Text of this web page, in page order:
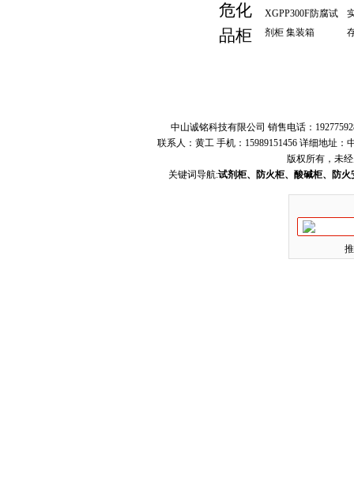
危化
品柜
XGPP300F防腐试
剂柜 集装箱
中山诚铭科技有限公司 销售电话：
联系人：黄工 手机：15989151456 详细地址
版权所有，未
关键词导航:试剂柜、防火柜、酸碱柜、防